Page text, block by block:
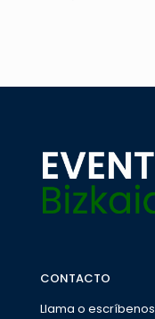
CONTACTO
Llama o escríbenos